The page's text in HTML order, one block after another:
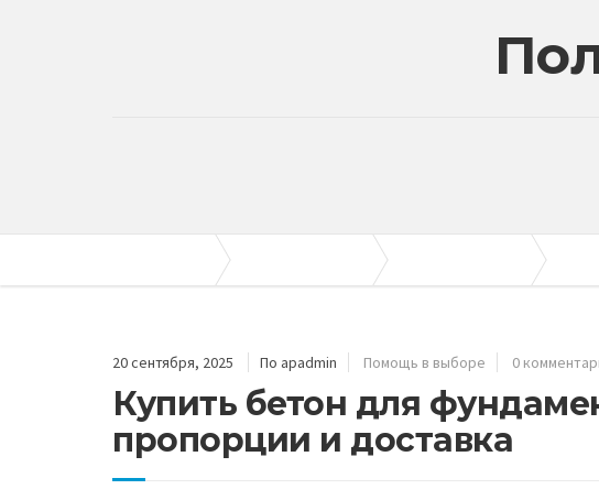
20 сентября, 2025 По apadmin Помощь в выборе 0
Купить бетон для
пропорции и доставка